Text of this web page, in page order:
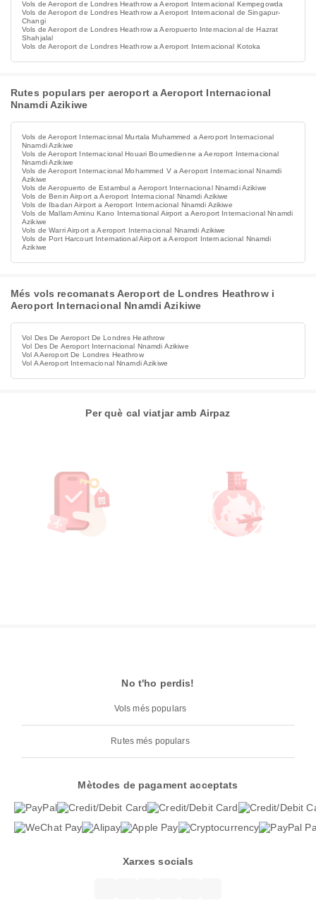
Vols de Aeroport de Londres Heathrow a Aeroport Internacional Kempegowda
Vols de Aeroport de Londres Heathrow a Aeroport Internacional de Singapur-
Changi
Vols de Aeroport de Londres Heathrow a Aeropuerto Internacional de Hazrat
Shahjalal
Vols de Aeroport de Londres Heathrow a Aeroport Internacional Kotoka
Rutes populars per aeroport a Aeroport Internacional
Nnamdi Azikiwe
Vols de Aeroport Internacional Murtala Muhammed a Aeroport Internacional
Nnamdi Azikiwe
Vols de Aeroport Internacional Houari Boumedienne a Aeroport Internacional
Nnamdi Azikiwe
Vols de Aeroport Internacional Mohammed V a Aeroport Internacional Nnamdi
Azikiwe
Vols de Aeropuerto de Estambul a Aeroport Internacional Nnamdi Azikiwe
Vols de Benin Airport a Aeroport Internacional Nnamdi Azikiwe
Vols de Ibadan Airport a Aeroport Internacional Nnamdi Azikiwe
Vols de Mallam Aminu Kano International Airport a Aeroport Internacional Nnamdi
Azikiwe
Vols de Warri Airport a Aeroport Internacional Nnamdi Azikiwe
Vols de Port Harcourt International Airport a Aeroport Internacional Nnamdi
Azikiwe
Més vols recomanats Aeroport de Londres Heathrow i
Aeroport Internacional Nnamdi Azikiwe
Vol Des De Aeroport De Londres Heathrow
Vol Des De Aeroport Internacional Nnamdi Azikiwe
Vol A Aeroport De Londres Heathrow
Vol A Aeroport Internacional Nnamdi Azikiwe
Per què cal viatjar amb Airpaz
No t'ho perdis!
Vols més populars
Rutes més populars
Mètodes de pagament acceptats
Xarxes socials